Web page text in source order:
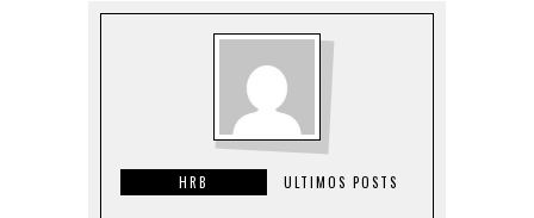
HRB ULTIMOS POSTS